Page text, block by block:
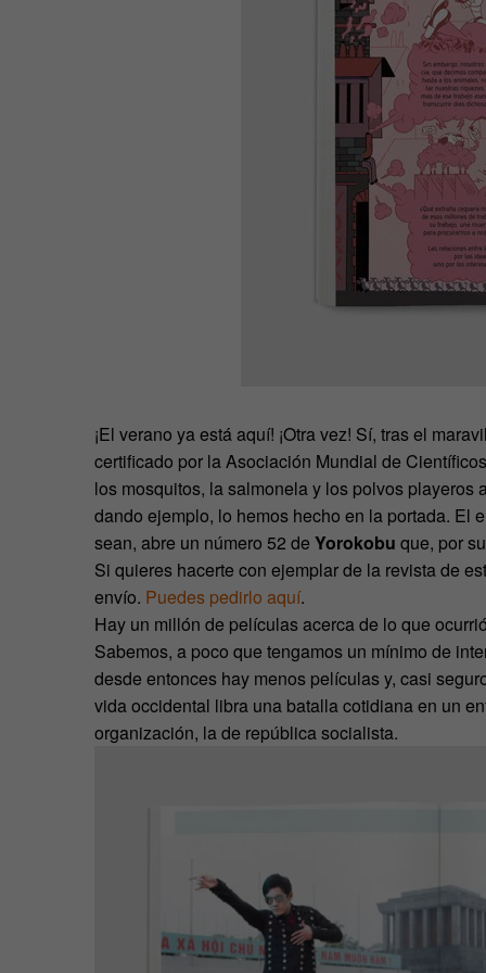
¡El verano ya está aquí! ¡Otra vez! Sí, tras el
certificado por la Asociación Mundial de
los mosquitos, la salmonela y los polvos playeros
dando ejemplo, lo hemos hecho en la portada. El
sean, abre un número 52 de Yorokobu que, por
Si quieres hacerte con ejemplar de la revista de
envío. Puedes pedirlo aquí.
Hay un millón de películas acerca de lo que
Sabemos, a poco que tengamos un mínimo de
desde entonces hay menos películas y, casi
vida occidental libra una batalla cotidiana en un
organización, la de república socialista.